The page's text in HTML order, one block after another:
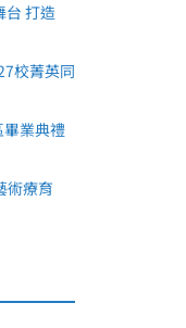
台 打造
校菁英同
業典禮
術療育